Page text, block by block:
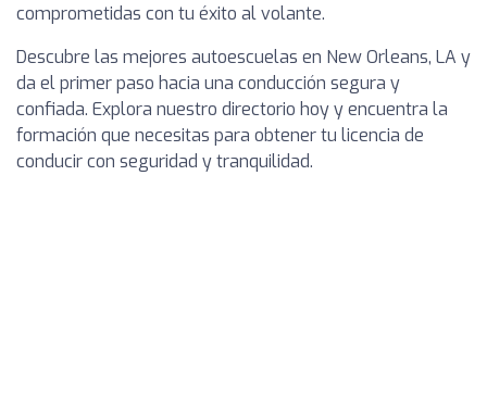
comprometidas con tu éxito al volante.
Descubre las mejores autoescuelas en New Orleans, LA y
da el primer paso hacia una conducción segura y
confiada. Explora nuestro directorio hoy y encuentra la
formación que necesitas para obtener tu licencia de
conducir con seguridad y tranquilidad.